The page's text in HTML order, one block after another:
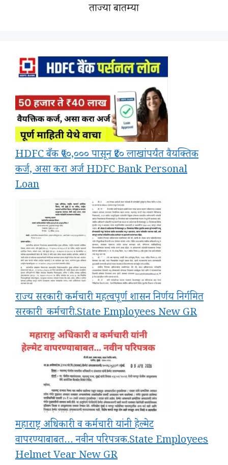
ताज्या बातम्या
HDFC बँक ₹५०,००० पासून ₹४० लाखांपर्यंत वैयक्तिक
कर्ज, असा करा अर्ज HDFC Bank Personal
Loan
राज्य सरकारी कर्मचारी महत्वपूर्ण शासन निर्णय निर्गमित
सरकारी_कर्मचारी.State Employees New GR
महाराष्ट्र अधिकारी व कर्मचारी यांनी हेल्मेट
वापरण्याबाबत… नवीन परिपत्रक.State Employees
Helmet Vear New GR